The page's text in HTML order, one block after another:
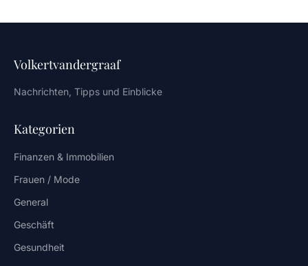
Volkertvandergraaf
Nachrichten, Tipps und Einblicke
Kategorien
Finanzen & Immobilien
Frauen / Mode
General
Geschäft
Gesundheit